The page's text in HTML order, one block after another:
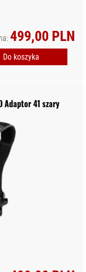
499,00 PLN
Do koszyka
Adaptor 41 szary